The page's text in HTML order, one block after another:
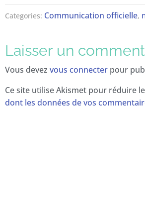
Categories: Communication officielle,
Laisser un
Vous devez vous connecter pour
Ce site utilise Akismet pour réduire
dont les données de vos